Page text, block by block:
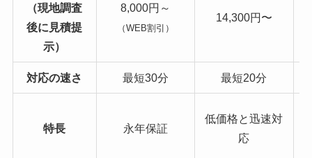
（現地調査
後に見積提
示）
8,000円～
（WEB割引）
14,300円〜
対応の速さ 最短30分 最短20分
特長 永年保証
低価格と迅速対
応